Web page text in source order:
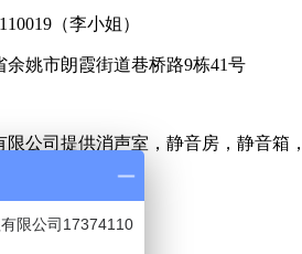
（李小姐）
余姚市朗霞街道巷桥路9栋41号
限公司提供消声室，静音房，静音箱
限公司17374110